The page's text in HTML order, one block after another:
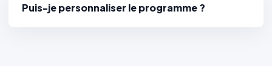
Puis-je personnaliser le programme ?